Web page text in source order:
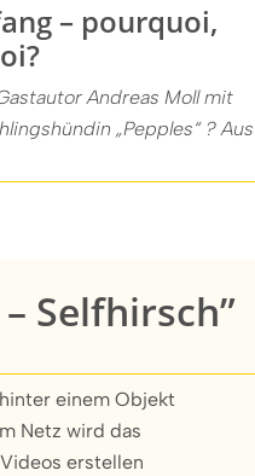
– pourquoi,
Andreas Moll mit
„Pepples“ ? Aus
Selfhirsch”
einem Objekt
Netz wird das
erstellen